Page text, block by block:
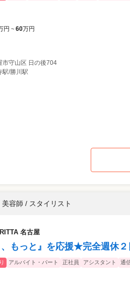
円 ~ 60万円
市守山区 日の後704
駅/勝川駅
美容師 / スタイリスト
名古屋
もっと』を応援★完全週休
アルバイト・パート 正社員 アシスタント 通